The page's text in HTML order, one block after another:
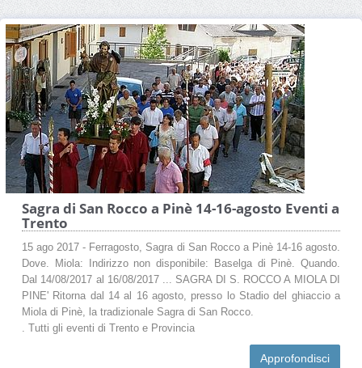
Sagra di San Rocco a Pinè 14-16-agosto Eventi a
Trento
15 ago 2017 - Ferragosto, Sagra di San Rocco a Pinè 14-16 agosto.
Dove. Miola: Indirizzo non disponibile: Baselga di Pinè. Quando.
Dal 14/08/2017 al 16/08/2017 ... SAGRA DI S. ROCCO A MIOLA DI
PINE' Ritorna dal 14 al 16 agosto, presso lo Stadio del ghiaccio a
Miola di Pinè, la tradizionale Sagra di San Rocco.
. Tutti gli eventi di Trento e Provincia
Approfondisci